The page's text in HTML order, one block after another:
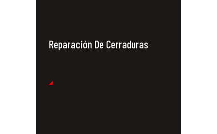
Reparación De Cerraduras